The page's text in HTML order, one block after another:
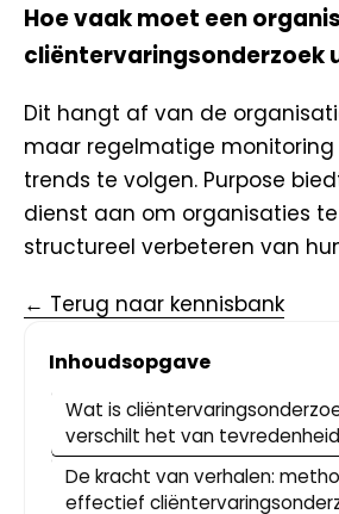
Hoe vaak moet een
cliëntervaringsonderzoek
Dit hangt af van de
maar regelmatige monitoring
trends te volgen. Purpose
dienst aan om organisaties
structureel verbeteren van
← Terug naar kennisbank
Inhoudsopgave
Wat is
verschilt het van
De kracht van verhalen:
effectief